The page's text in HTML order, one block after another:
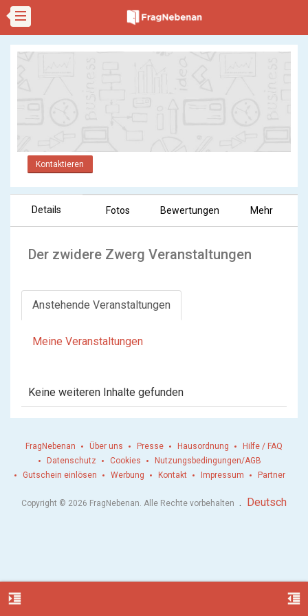
Kontaktieren
Details Fotos Bewertungen Mehr
Der zwidere Zwerg Veranstaltungen
Anstehende Veranstaltungen
Meine Veranstaltungen
Keine weiteren Inhalte gefunden
format_indent_increase format_indent_decrease
FragNebenan Über uns Presse Hausordnung
Hilfe / FAQ
Datenschutz
Cookies
Nutzungsbedingungen/AGB
Gutschein einlösen
Werbung Kontakt Impressum Partner
Copyright © 2026 FragNebenan. Alle Rechte vorbehalten . Deutsch